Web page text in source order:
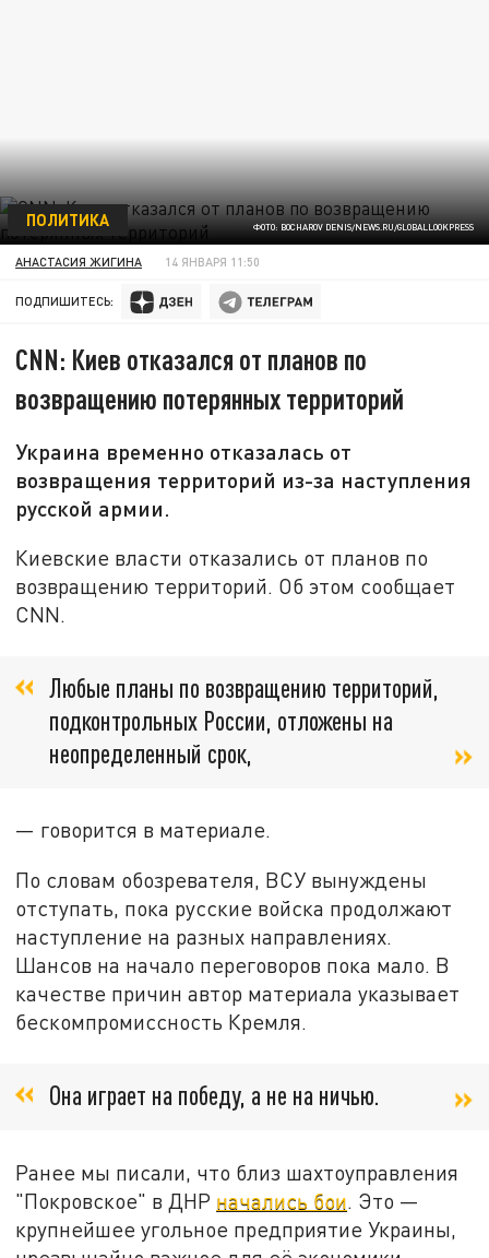
ФОТО: BOCHAROV DENIS/NEWS.RU/GLOBALLOOKPRESS
ПОЛИТИКА
АНАСТАСИЯ ЖИГИНА 14 ЯНВАРЯ 11:50
ПОДПИШИТЕСЬ:
CNN: Киев отказался от планов по
возвращению потерянных территорий
Украина временно отказалась от
возвращения территорий из-за наступления
русской армии.
Киевские власти отказались от планов по
возвращению территорий. Об этом сообщает
CNN.
Любые планы по возвращению территорий,
подконтрольных России, отложены на
неопределенный срок,
— говорится в материале.
По словам обозревателя, ВСУ вынуждены
отступать, пока русские войска продолжают
наступление на разных направлениях.
Шансов на начало переговоров пока мало. В
качестве причин автор материала указывает
бескомпромиссность Кремля.
Она играет на победу, а не на ничью.
Ранее мы писали, что близ шахтоуправления
"Покровское" в ДНР начались бои . Это —
крупнейшее угольное предприятие Украины,